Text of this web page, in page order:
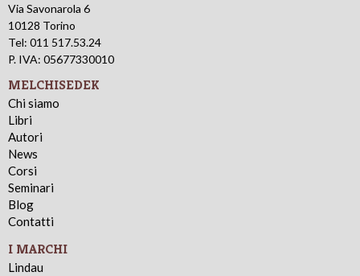
Via Savonarola 6
10128 Torino
Tel: 011 517.53.24
P. IVA: 05677330010
MELCHISEDEK
Chi siamo
Libri
Autori
News
Corsi
Seminari
Blog
Contatti
I MARCHI
Lindau